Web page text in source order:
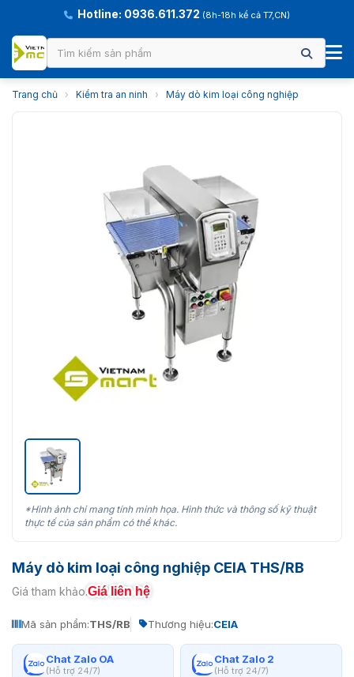
Hotline: 0936.611.372 (8h-18h kể cả T7,CN)
Trang chủ › Kiểm tra an ninh › Máy dò kim loại công nghiệp
*Hình ảnh chỉ mang tính minh họa. Hình thức và thông số kỹ thuật
thực tế của sản phẩm có thể khác.
Máy dò kim loại công nghiệp CEIA THS/RB
Giá tham khảo:Giá liên hệ
Mã sản phẩm:THS/RB Thương hiệu:CEIA
Chat Zalo OA
(Hỗ trợ 24/7)
Chat Zalo 2
(Hỗ trợ 24/7)